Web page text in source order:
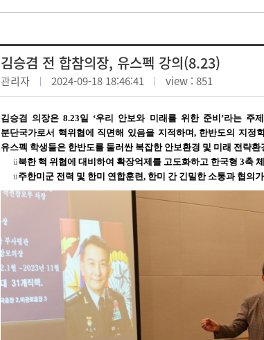
김승겸 전 합참의장, 유스펙 강의(8.23)
관리자 2024-09-18 18:46:41 view : 851
김승겸 의장은8.23일 ‘우리 안보와 미래를 위한 준비’라는주제
분단국가로서 핵위협에 직면해 있음을 지적하며 , 한반도의 지정
유스펙 학생들은 한반도를 둘러싼 복잡한 안보환경 및 미래 전략
ü북한 핵 위협에 대비하여 확장억제를 고도화하고 한국형3축
ü주한미군 전력 및 한미 연합훈련, 한미 간 긴밀한 소통과 협의